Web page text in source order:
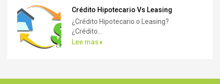
Crédito Hipotecario Vs Leasing
¿Crédito Hipotecario o Leasing?
¿Crédito...
Lee mas